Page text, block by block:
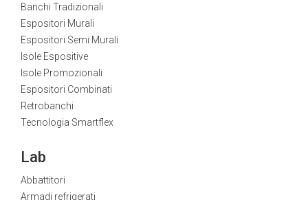
Banchi Tradizionali
Espositori Murali
Espositori Semi Murali
Isole Espositive
Isole Promozionali
Espositori Combinati
Retrobanchi
Tecnologia Smartflex
Lab
Abbattitori
Armadi refrigerati